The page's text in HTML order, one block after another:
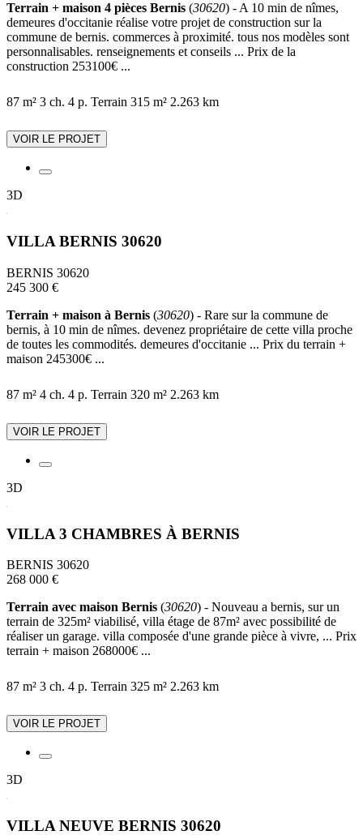
Terrain + maison 4 pièces Bernis (30620) - A 10 min de nîmes,
demeures d'occitanie réalise votre projet de construction sur la
commune de bernis. commerces à proximité. tous nos modèles sont
personnalisables. renseignements et conseils ... Prix de la
construction 253100€ ...
87 m² 3 ch. 4 p. Terrain 315 m² 2.263 km
VOIR LE PROJET
3D
VILLA BERNIS 30620
BERNIS 30620
245 300 €
Terrain + maison à Bernis (30620) - Rare sur la commune de
bernis, à 10 min de nîmes. devenez propriétaire de cette villa proche
de toutes les commodités. demeures d'occitanie ... Prix du terrain +
maison 245300€ ...
87 m² 4 ch. 4 p. Terrain 320 m² 2.263 km
VOIR LE PROJET
3D
VILLA 3 CHAMBRES À BERNIS
BERNIS 30620
268 000 €
Terrain avec maison Bernis (30620) - Nouveau a bernis, sur un
terrain de 325m² viabilisé, villa étage de 87m² avec possibilité de
réaliser un garage. villa composée d'une grande pièce à vivre, ... Prix
terrain + maison 268000€ ...
87 m² 3 ch. 4 p. Terrain 325 m² 2.263 km
VOIR LE PROJET
3D
VILLA NEUVE BERNIS 30620